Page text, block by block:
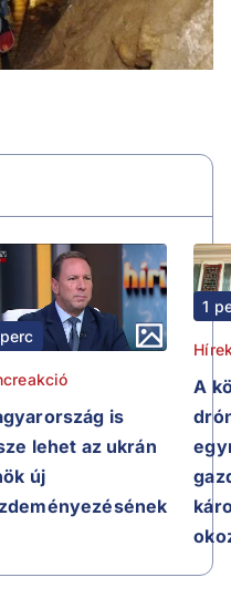
is
lehet az ukrán
új
1
A